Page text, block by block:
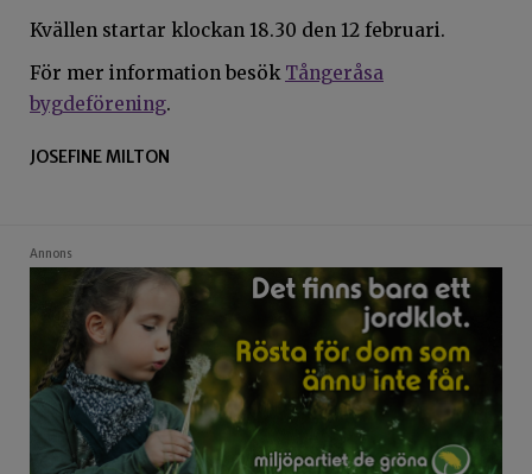
Kvällen startar klockan 18.30 den 12 februari.
För mer information besök Tångeråsa
bygdeförening.
JOSEFINE MILTON
Annons